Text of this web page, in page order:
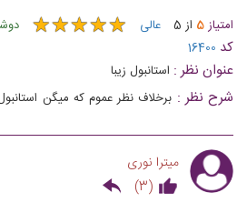
امتیاز5 از 5 عالی ★★★★★
★★★★★ دوشنبه
کد 16400
عنوان نظر : استانبول زیبا
شرح نظر : برخلاف نظر عموم که میگن‌
میترا نوری
(
3
)